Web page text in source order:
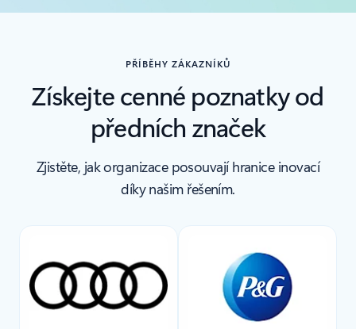
Zpět na oddíl Související produkty
PŘÍBĚHY ZÁKAZNÍKŮ
Získejte cenné poznatky od
předních značek
Zjistěte, jak organizace posouvají hranice inovací
díky našim řešením.